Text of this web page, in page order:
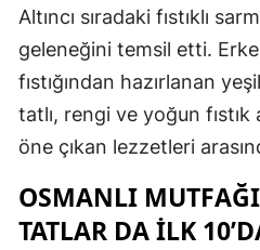
Altıncı sıradaki fıstıklı
geleneğini temsil etti.
fıstığından hazırlanan
tatlı, rengi ve yoğun fıstık
öne çıkan lezzetleri
OSMANLI
TATLAR DA İLK